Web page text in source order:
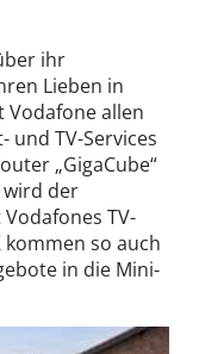
ihr
Lieben in
allen
und TV-Services
„GigaCube“
der
TV-
kommen so auch
in die Mini-